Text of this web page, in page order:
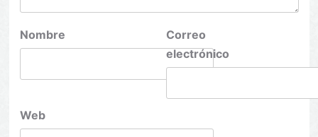
Nombre
Correo
electrónico
Web